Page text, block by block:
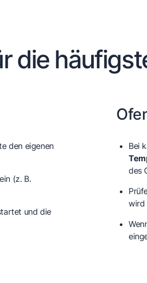
die
den eigenen
(z. B.
und die
Bei
des
wird